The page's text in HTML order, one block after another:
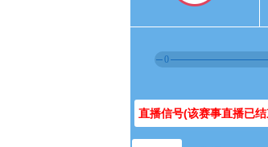
0
直播信号(该赛事直播已